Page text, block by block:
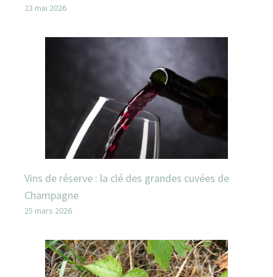
23 mai 2026
Vins de réserve : la clé des grandes cuvées de
Champagne
25 mars 2026